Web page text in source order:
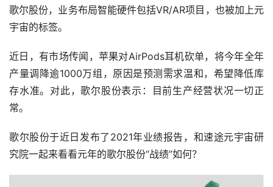
歌尔股份，业务布局智能硬件包括VR/AR项目，也被加上元
宇宙的标签。
近日，有市场传闻，苹果对AirPods耳机砍单，将今年全年
产量调降逾1000万组，原因是预测需求温和，希望降低库
存水准。对此，歌尔股份表示：目前生产经营状况一切正
常。
歌尔股份于近日发布了2021年业绩报告，和速途元宇宙研
究院一起来看看元年的歌尔股份“战绩”如何？